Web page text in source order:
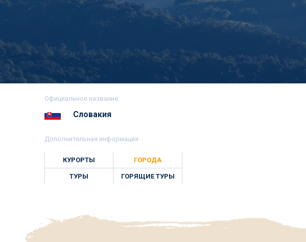
Официальное название:
Словакия
Дополнительная информация:
КУРОРТЫ ГОРОДА
ТУРЫ ГОРЯЩИЕ ТУРЫ